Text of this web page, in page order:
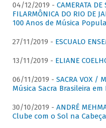
04/12/2019 - CAMERATA
FILARMÔNICA DO RIO DE
100 Anos de Música
27/11/2019 - ESCUALO
13/11/2019 - ELIANE
06/11/2019 - SACRA VOX /
Música Sacra Brasileira
30/10/2019 - ANDRÉ
Clube com o Sol na Cabeça